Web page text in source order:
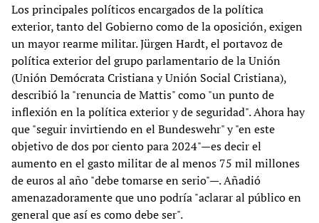
Los principales políticos encargados de la política
exterior, tanto del Gobierno como de la oposición, exigen
un mayor rearme militar. Jürgen Hardt, el portavoz de
política exterior del grupo parlamentario de la Unión
(Unión Demócrata Cristiana y Unión Social Cristiana),
describió la "renuncia de Mattis" como "un punto de
inflexión en la política exterior y de seguridad". Ahora hay
que "seguir invirtiendo en el Bundeswehr" y "en este
objetivo de dos por ciento para 2024"—es decir el
aumento en el gasto militar de al menos 75 mil millones
de euros al año "debe tomarse en serio"—. Añadió
amenazadoramente que uno podría "aclarar al público en
general que así es como debe ser".